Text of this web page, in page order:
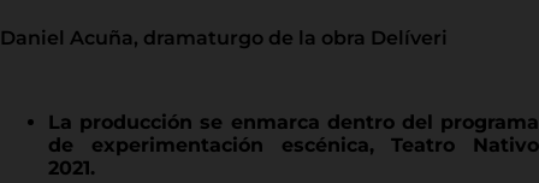
Daniel Acuña, dramaturgo de la obra Delíveri
La producción se enmarca dentro del programa
de experimentación escénica, Teatro Nativo
2021.